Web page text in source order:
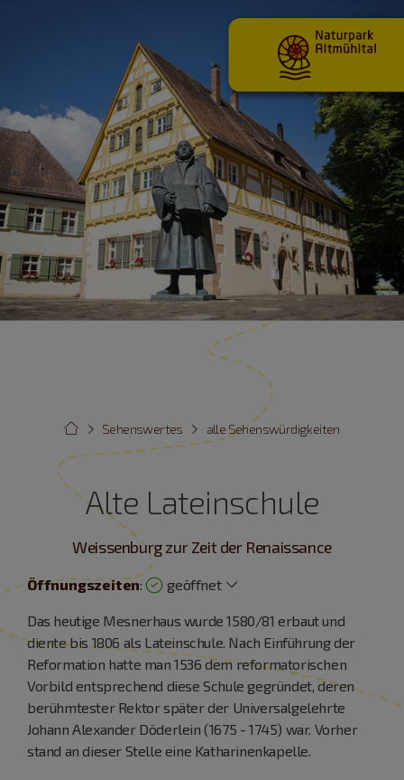
alle Sehenswürdigkeiten
Sehenswertes
Alte Lateinschule
Weissenburg zur Zeit der Renaissance
Öffnungszeiten: geöffnet
Das heutige Mesnerhaus wurde 1580/81 erbaut und
diente bis 1806 als Lateinschule. Nach Einführung der
Reformation hatte man 1536 dem reformatorischen
Vorbild entsprechend diese Schule gegründet, deren
berühmtester Rektor später der Universalgelehrte
Johann Alexander Döderlein (1675 - 1745) war. Vorher
stand an dieser Stelle eine Katharinenkapelle.